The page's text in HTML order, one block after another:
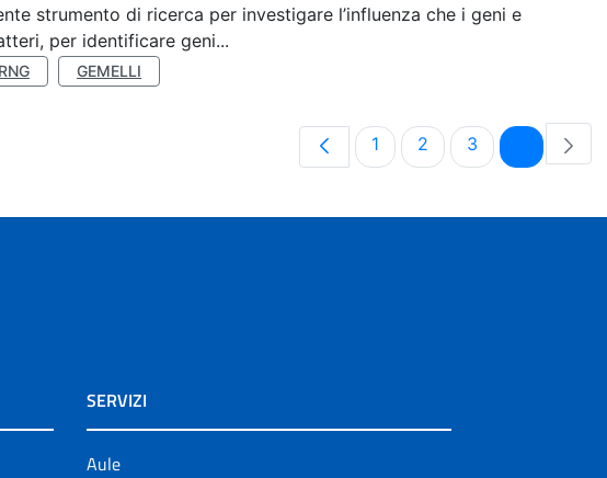
strumento di ricerca per investigare l’influenza che i geni e
per identificare geni...
RNG GEMELLI
Pagina
1 Pagina
2 Pagina
3 Pagina
SERVIZI
Aule